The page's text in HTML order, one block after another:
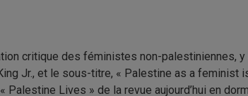
critique des féministes non-palestiniennes,
Jr., et le sous-titre, « Palestine as a feminist
Lives » de la revue aujourd’hui en